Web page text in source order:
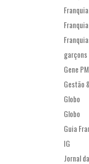
garçons
Gene
Gestão
Globo
Globo
Guia
IG
Jornal